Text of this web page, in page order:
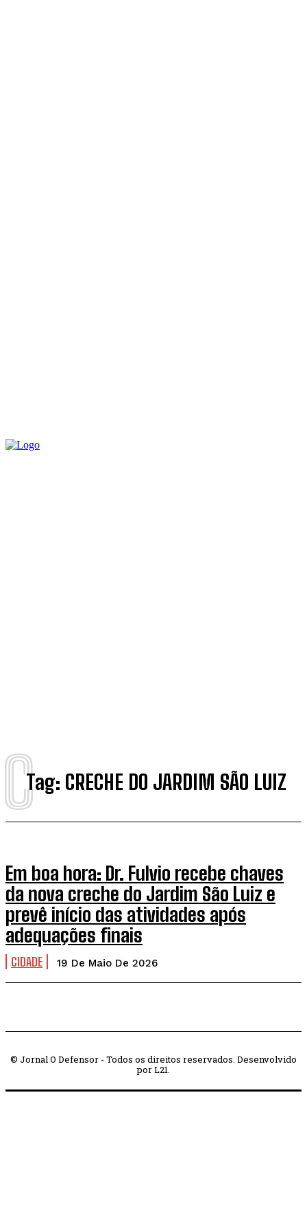
Tag: CRECHE DO JARDIM SÃO LUIZ
C
Em boa hora: Dr. Fulvio recebe chaves
da nova creche do Jardim São Luiz e
prevê início das atividades após
adequações finais
CIDADE 19 De Maio De 2026
© Jornal O Defensor - Todos os direitos reservados. Desenvolvido
por L21.